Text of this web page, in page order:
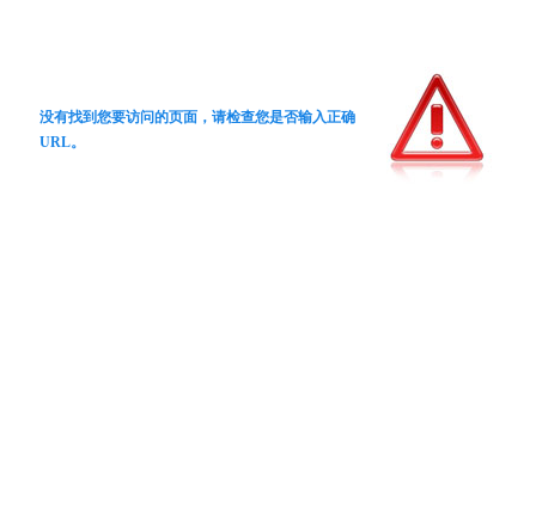
没有找到您要访问的页面，请检查您是否输入正确
URL。